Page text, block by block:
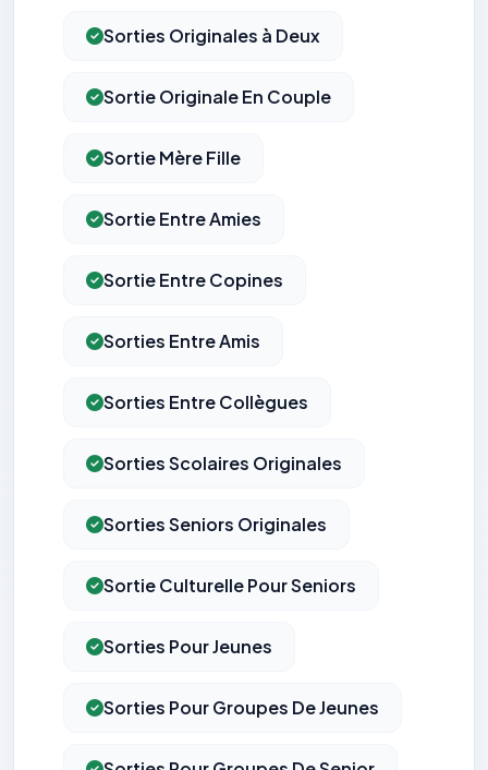
Sorties Originales à Deux
Sortie Originale En Couple
Sortie Mère Fille
Sortie Entre Amies
Sortie Entre Copines
Sorties Entre Amis
Sorties Entre Collègues
Sorties Scolaires Originales
Sorties Seniors Originales
Sortie Culturelle Pour Seniors
Sorties Pour Jeunes
Sorties Pour Groupes De Jeunes